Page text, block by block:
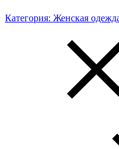
Категория: Женская